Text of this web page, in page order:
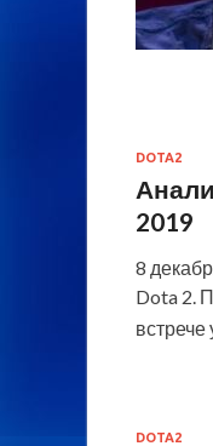
DOTA2
2019
8
Dota 2.
встрече
DOTA2